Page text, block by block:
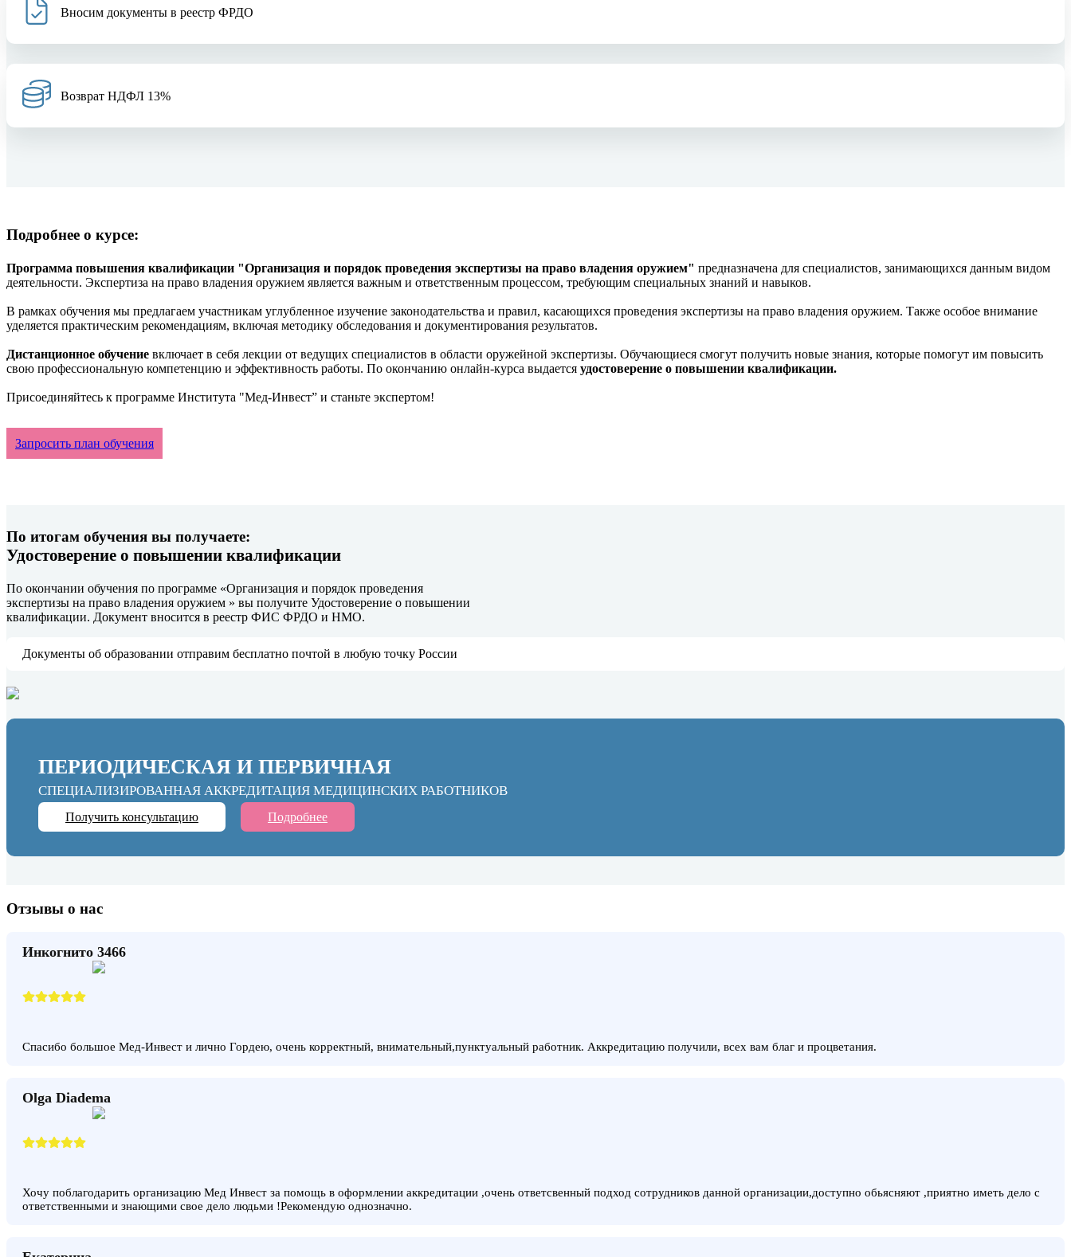
Вносим документы в реестр ФРДО
Возврат НДФЛ 13%
Подробнее о курсе:
Программа повышения квалификации "Организация и порядок проведения экспертизы на право владения оружием" предназначена для специалистов, занимающихся данным видом
деятельности. Экспертиза на право владения оружием является важным и ответственным процессом, требующим специальных знаний и навыков.
В рамках обучения мы предлагаем участникам углубленное изучение законодательства и правил, касающихся проведения экспертизы на право владения оружием. Также особое внимание
уделяется практическим рекомендациям, включая методику обследования и документирования результатов.
Дистанционное обучение включает в себя лекции от ведущих специалистов в области оружейной экспертизы. Обучающиеся смогут получить новые знания, которые помогут им повысить
свою профессиональную компетенцию и эффективность работы. По окончанию онлайн-курса выдается удостоверение о повышении квалификации.
Присоединяйтесь к программе Института "Мед-Инвест” и станьте экспертом!
Запросить план обучения
По итогам обучения вы получаете:
Удостоверение о повышении квалификации
По окончании обучения по программе «Организация и порядок проведения
экспертизы на право владения оружием » вы получите Удостоверение о повышении
квалификации. Документ вносится в реестр ФИС ФРДО и НМО.
Документы об образовании отправим бесплатно почтой в любую точку России
ПЕРИОДИЧЕСКАЯ И ПЕРВИЧНАЯ
СПЕЦИАЛИЗИРОВАННАЯ АККРЕДИТАЦИЯ МЕДИЦИНСКИХ РАБОТНИКОВ
Получить консультацию Подробнее
Отзывы о нас
Инкогнито 3466
Спасибо большое Мед-Инвест и лично Гордею, очень корректный, внимательный,пунктуальный работник. Аккредитацию получили, всех вам благ и процветания.
Olga Diadema
Хочу поблагодарить организацию Мед Инвест за помощь в оформлении аккредитации ,очень ответсвенный подход сотрудников данной организации,доступно обьясняют ,приятно иметь дело с
ответственными и знающими свое дело людьми !Рекомендую однозначно.